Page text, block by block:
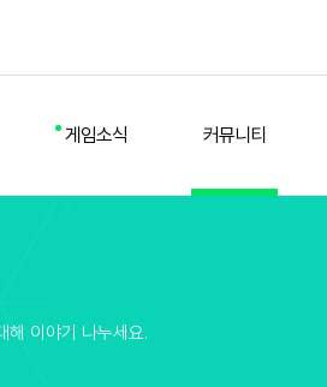
게임소식 커뮤니티
업데이트
이야기 나누세요.